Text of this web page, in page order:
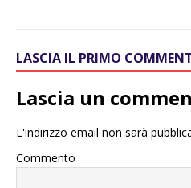
LASCIA IL PRIMO
Lascia un
L'indirizzo email non sarà
Commento